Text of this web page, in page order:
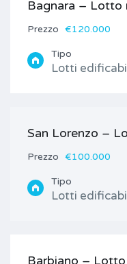
Bagnara – Lotto
Prezzo €120.000
Tipo
Lotti
San Lorenzo –
Prezzo €100.000
Tipo
Lotti
Barbiano –